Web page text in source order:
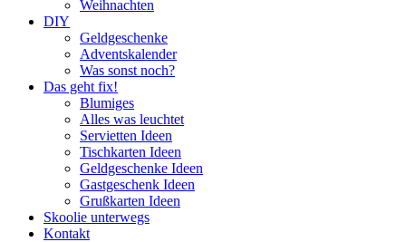
Weihnachten
DIY
Geldgeschenke
Adventskalender
Was sonst noch?
Das geht fix!
Blumiges
Alles was leuchtet
Servietten Ideen
Tischkarten Ideen
Geldgeschenke Ideen
Gastgeschenk Ideen
Grußkarten Ideen
Skoolie unterwegs
Kontakt